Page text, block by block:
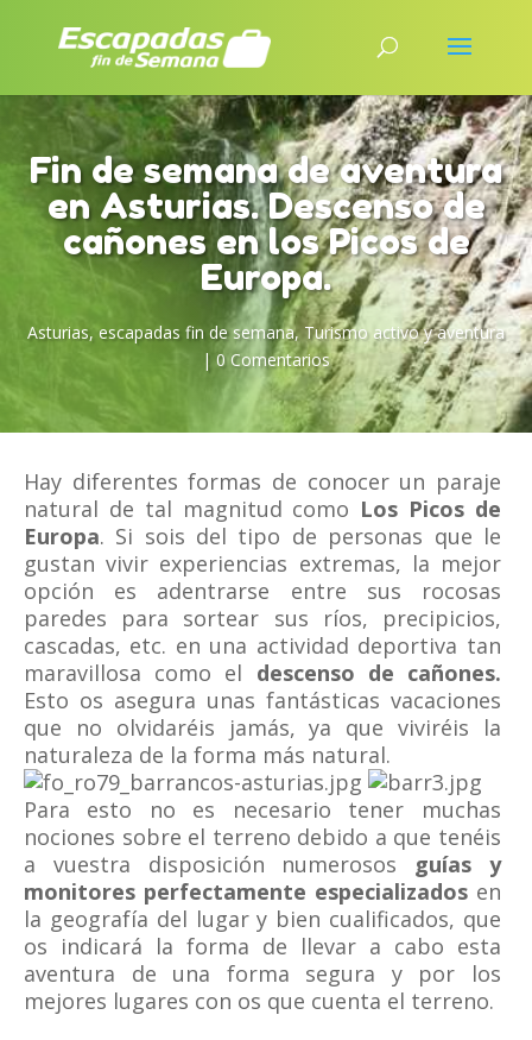
Fin de semana de aventura
en Asturias. Descenso de
cañones en los Picos de
Europa.
Asturias, escapadas fin de semana,Turismo activo y aventura
| 0 Comentarios
Hay diferentes formas de conocer un paraje
natural de tal magnitud como Los Picos de
Europa. Si sois del tipo de personas que le
gustan vivir experiencias extremas, la mejor
opción es adentrarse entre sus rocosas
paredes para sortear sus ríos, precipicios,
cascadas, etc. en una actividad deportiva tan
maravillosa como el descenso de cañones.
Esto os asegura unas fantásticas vacaciones
que no olvidaréis jamás, ya que viviréis la
naturaleza de la forma más natural.
Para esto no es necesario tener muchas
nociones sobre el terreno debido a que tenéis
a vuestra disposición numerosos guías y
monitores perfectamente especializados en
la geografía del lugar y bien cualificados, que
os indicará la forma de llevar a cabo esta
aventura de una forma segura y por los
mejores lugares con os que cuenta el terreno.